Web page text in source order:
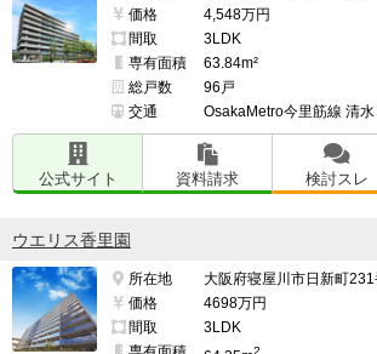
す。
このマンションの最も良い点
アクセスがいいにもかかわらず、繁華
くない立地のエリアNo.1のタワマンだ
このマンションの最も気になる点
価格
4,548万円
間取
3LDK
専有面積
63.84m²
総戸数
96戸
交通
OsakaMetro今里筋線 清
公式サイト 資料請求 検討スレ
ウエリス香里園
所在地
大阪府寝屋川市日新町
価格
4698万円
間取
3LDK